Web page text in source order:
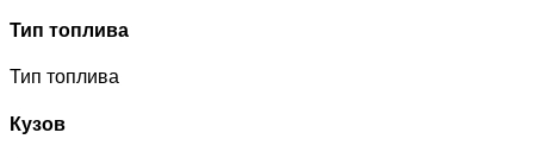
Тип топлива
Тип топлива
Кузов